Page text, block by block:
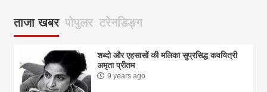
ताजा खबर पोपुलर टरेनडिङ्ग
शब्दो और एहसासों की मलिका सुप्रसिद्ध कवयित्री
अमृता प्रीतम
9 years ago